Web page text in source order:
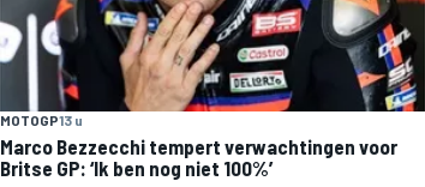
MOTOGP13 u
Marco Bezzecchi tempert verwachtingen voor
Britse GP: ‘Ik ben nog niet 100%’